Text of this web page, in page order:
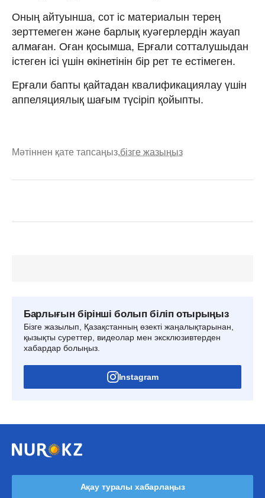
Оның айтуынша, сот іс материалын терең
зерттемеген және барлық куәгерлердін жауап
алмаған. Оған қосымша, Ерғали сотталушыдан
істеген ісі үшін өкінетінін бір рет те естімеген.
Ерғали бапты қайтадан квалификациялау үшін
аппеляциялық шағым түсіріп қойыпты.
Мәтіннен қате тапсаңыз,бізге жазыңыз
Барлығын бірінші болып біліп отырыңыз
Бізге жазылып, Қазақстанның өзекті жаңалықтарынан,
қызықты суреттер, видеолар мен эксклюзивтерден
хабардар болыңыз.
Instagram
Ақау туралы хабарлаңыз